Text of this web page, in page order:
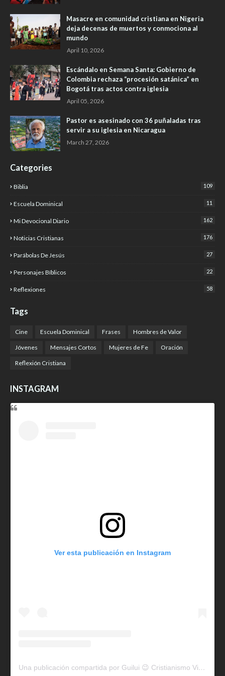
Masacre en comunidad cristiana en Nigeria
deja decenas de muertos y conmociona al
mundo
April 10, 2026
Escándalo en Semana Santa: Gobierno de
Colombia rechaza “procesión satánica” en
Bogotá tras actos contra iglesia
April 05, 2026
Pastor es asesinado con 36 puñaladas tras
servir a su iglesia en Nicaragua
March 27, 2026
Categories
Biblia 109
Escuela Dominical 11
Mi Devocional Diario 162
Noticias Cristianas 176
Parábolas De Jesús 27
Personajes Bíblicos 22
Reflexiones 58
Tags
Cine Escuela Dominical Frases Hombres de Valor
Jóvenes Mensajes Cortos Mujeres de Fe Oración
Reflexión Cristiana
INSTAGRAM
Ver esta publicación en Instagram
Una publicación compartida por Guilui 😉 Cristianismo Viral (@guiluiviral)